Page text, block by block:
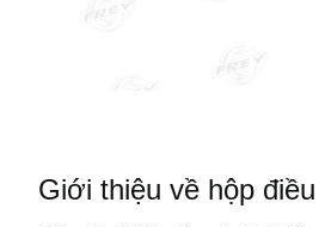
Giới thiệu về hộp